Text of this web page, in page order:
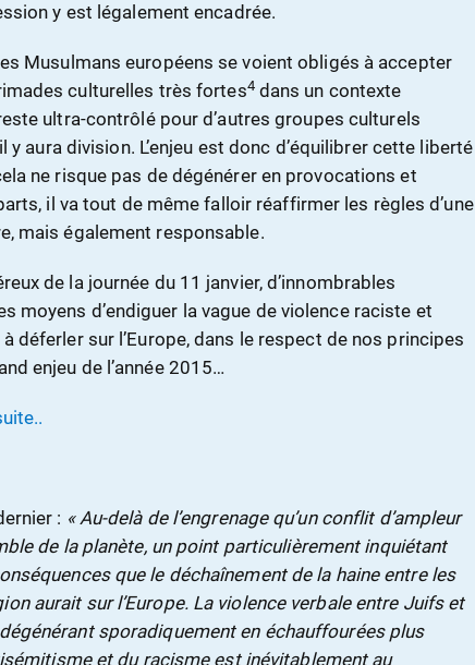
y est légalement encadrée.
Musulmans européens se voient obligés à accepter
culturelles très fortes4dans un contexte
ultra-contrôlé pour d’autres groupes culturels
y aura division. L’enjeu est donc d’équilibrer cette liberté
ne risque pas de dégénérer en provocations et
il va tout de même falloir réaffirmer les règles d’une
mais également responsable.
de la journée du 11 janvier, d’innombrables
moyens d’endiguer la vague de violence raciste et
déferler sur l’Europe, dans le respect de nos principes
enjeu de l’année 2015…
: « Au-delà de l’engrenage qu’un conflit d’ampleur
de la planète, un point particulièrement inquiétant
que le déchaînement de la haine entre les
aurait sur l’Europe. La violence verbale entre Juifs et
sporadiquement en échauffourées plus
et du racisme est inévitablement au